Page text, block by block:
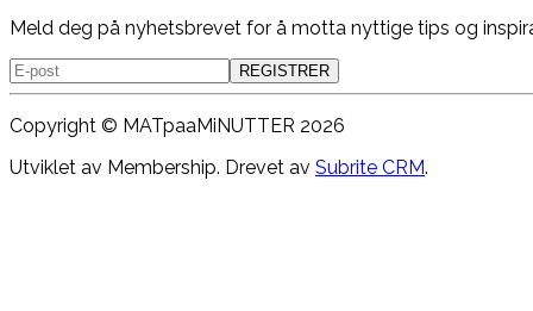
Meld deg på nyhetsbrevet for å motta nyttige tips og
REGISTRER
Copyright © MATpaaMiNUTTER 2026
Utviklet av Membership. Drevet av Subrite CRM.